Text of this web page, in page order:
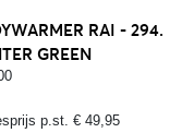
RAI - 294.
GREEN
p.st. € 49,95